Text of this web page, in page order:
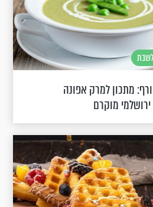
מתכון למרק אפונה
מוקרם